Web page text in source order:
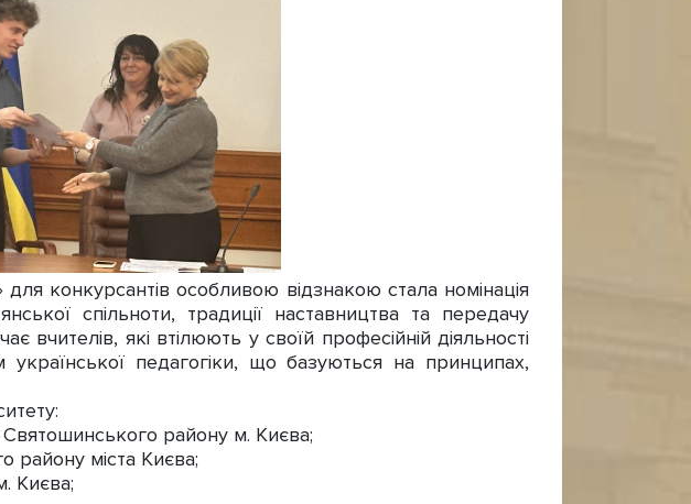
конкурсантів особливою відзнакою стала номінація
спільноти, традиції наставництва та передачу
вчителів, які втілюють у своїй професійній діяльності
української педагогіки, що базуються на принципах,
району м. Києва;
району міста Києва;
Києва;